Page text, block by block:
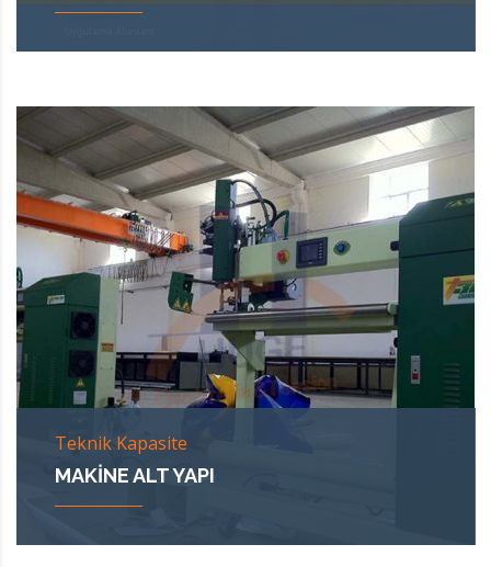
Teknik Kapasite
MAKINE ALT YAPI